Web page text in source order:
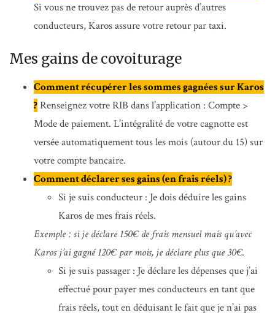
Si vous ne trouvez pas de retour auprès d’autres
conducteurs, Karos assure votre retour par taxi.
Mes gains de covoiturage
Comment récupérer les sommes gagnées sur Karos
?Renseignez votre RIB dans l’application : Compte >
Mode de paiement. L’intégralité de votre cagnotte est
versée automatiquement tous les mois (autour du 15) sur
votre compte bancaire.
Comment déclarer ses gains (en frais réels) ?
Si je suis conducteur : Je dois déduire les gains
Karos de mes frais réels.
Exemple : si je déclare 150€ de frais mensuel mais qu’avec
Karos j’ai gagné 120€ par mois, je déclare plus que 30€.
Si je suis passager : Je déclare les dépenses que j’ai
effectué pour payer mes conducteurs en tant que
frais réels, tout en déduisant le fait que je n’ai pas